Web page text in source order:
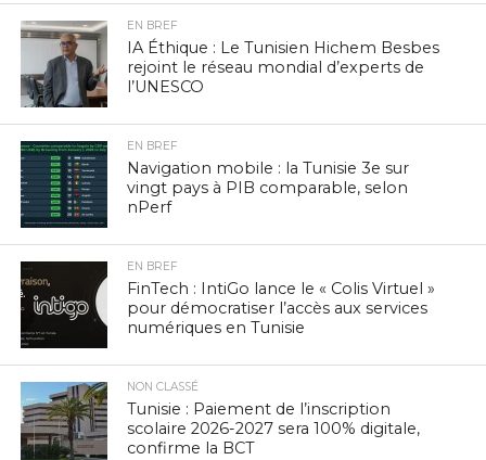
EN BREF
IA Éthique : Le Tunisien Hichem Besbes
rejoint le réseau mondial d’experts de
l’UNESCO
EN BREF
Navigation mobile : la Tunisie 3e sur
vingt pays à PIB comparable, selon
nPerf
EN BREF
FinTech : IntiGo lance le « Colis Virtuel »
pour démocratiser l’accès aux services
numériques en Tunisie
NON CLASSÉ
Tunisie : Paiement de l’inscription
scolaire 2026-2027 sera 100% digitale,
confirme la BCT